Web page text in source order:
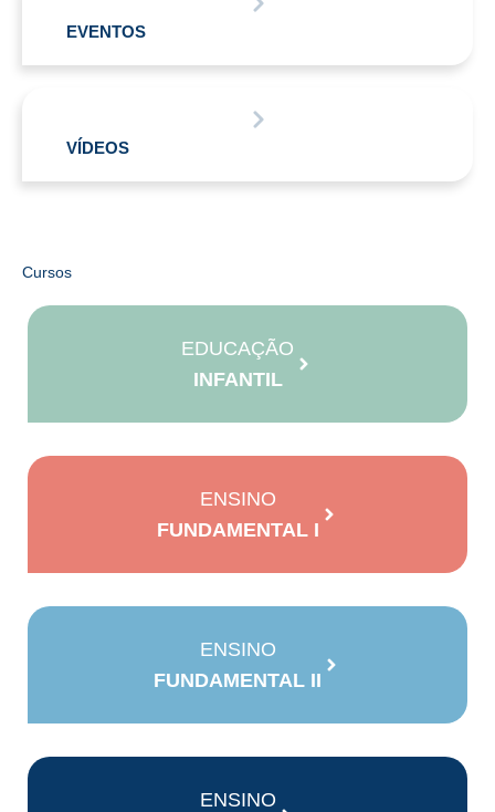
EVENTOS
VÍDEOS
Cursos
EDUCAÇÃO
INFANTIL
ENSINO
FUNDAMENTAL I
ENSINO
FUNDAMENTAL II
ENSINO